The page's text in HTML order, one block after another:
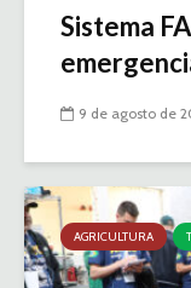
Sistema
9 de agosto de
AGRICULTURA